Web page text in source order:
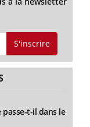
S'inscrire
t-il dans le